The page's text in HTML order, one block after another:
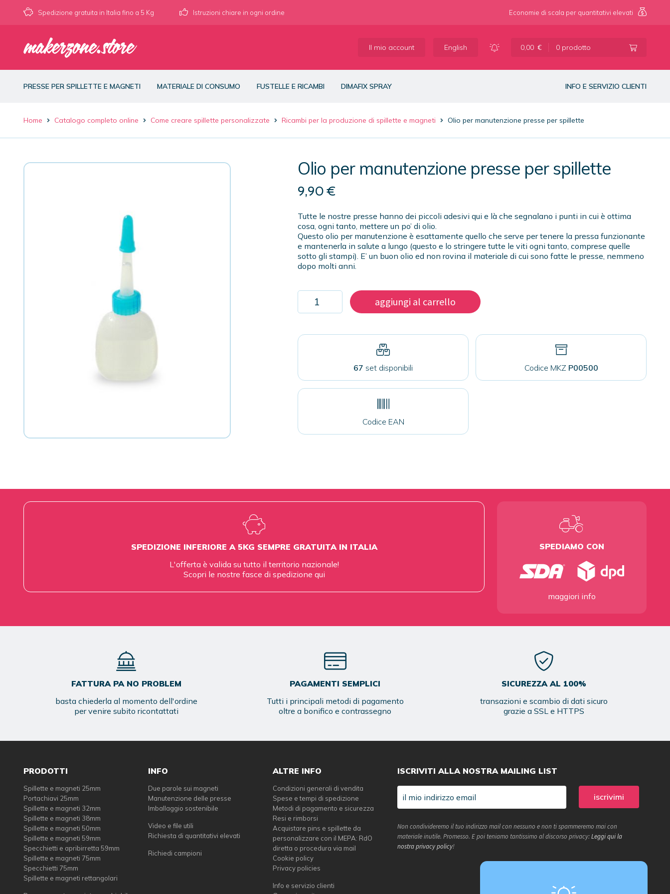
Spedizione gratuita in Italia fino a 5 Kg Istruzioni chiare in ogni ordine Economie di scala per quantitativi elevati
navigazione
contenuto
Il mio account English 0,00 € 0 prodotto
PRESSE PER SPILLETTE E MAGNETI MATERIALE DI CONSUMO FUSTELLE E RICAMBI DIMAFIX SPRAY INFO E SERVIZIO CLIENTI
Home Catalogo completo online Come creare spillette personalizzate Ricambi per la produzione di spillette e magneti Olio per manutenzione presse per spillette
Olio per manutenzione presse per spillette
9,90€
Tutte le nostre presse hanno dei piccoli adesivi qui e là che segnalano i punti in cui è ottima
cosa, ogni tanto, mettere un po’ di olio.
Questo olio per manutenzione è esattamente quello che serve per tenere la pressa funzionante
e mantenerla in salute a lungo (questo e lo stringere tutte le viti ogni tanto, comprese quelle
sotto gli stampi). E’ un buon olio ed non rovina il materiale di cui sono fatte le presse, nemmeno
dopo molti anni.
Olio
manutenzione
per
aggiungi al carrello
67 set disponibili Codice MKZ P00500
Codice EAN
SPEDIZIONE INFERIORE A 5KG SEMPRE GRATUITA IN ITALIA
L'offerta è valida su tutto il territorio nazionale!
Scopri le nostre fasce di spedizione qui
SPEDIAMO CON
maggiori info
FATTURA PA NO PROBLEM
basta chiederla al momento dell'ordine
per venire subito ricontattati
PAGAMENTI SEMPLICI
Tutti i principali metodi di pagamento
oltre a bonifico e contrassegno
SICUREZZA AL 100%
transazioni e scambio di dati sicuro
grazie a SSL e HTTPS
PRODOTTI
Spillette e magneti 25mm
Portachiavi 25mm
Spillette e magneti 32mm
Spillette e magneti 38mm
Spillette e magneti 50mm
Spillette e magneti 59mm
Specchietti e apribirretta 59mm
Spillette e magneti 75mm
Specchietti 75mm
Spillette e magneti rettangolari
INFO
Due parole sui magneti
Manutenzione delle presse
Imballaggio sostenibile
Video e file utili
Richiesta di quantitativi elevati
Richiedi campioni
ALTRE INFO
Condizioni generali di vendita
Spese e tempi di spedizione
Metodi di pagamento e sicurezza
Resi e rimborsi
Acquistare pins e spillette da
personalizzare con il MEPA: RdO
diretta o procedura via mail
Cookie policy
Privacy policies
Info e servizio clienti
ISCRIVITI ALLA NOSTRA MAILING LIST
Non condivideremo il tuo indirizzo mail con nessuno e non ti spammeremo mai con
materiale inutile. Promesso. E poi teniamo tantissimo al discorso privacy:Leggi qui la
nostra privacy policy!